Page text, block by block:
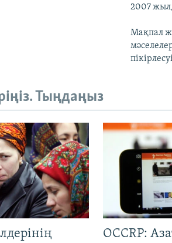
2007
Мақпал
Тыңдаңыз
OCCRP: